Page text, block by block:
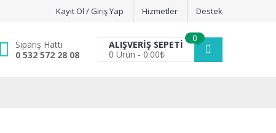
Kayıt Ol / Giriş Yap Hizmetler Destek
Sipariş Hattı
0 532 572 28 08
0
ALIŞVERIŞ SEPETI
0 Ürün - 0.00₺